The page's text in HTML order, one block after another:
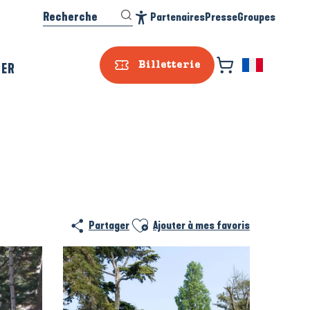
Billetterie
Recherche PartenairesPresseGroupes
Partager Ajouter aux favoris
Ajouter à mes favoris